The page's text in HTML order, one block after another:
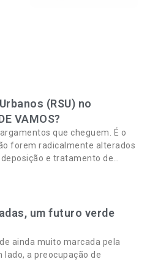
(RSU) no
VAMOS?
que cheguem. É o
forem radicalmente alterados
e tratamento de
um futuro verde
ainda muito marcada pela
a preocupação de